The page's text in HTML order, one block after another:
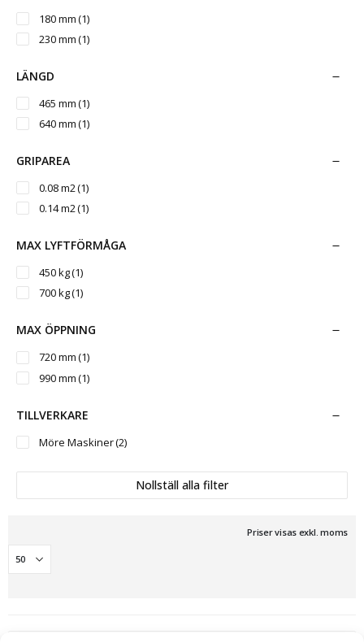
180 mm(1)
230 mm(1)
LÄNGD
465 mm(1)
640 mm(1)
GRIPAREA
0.08 m2(1)
0.14 m2(1)
MAX LYFTFÖRMÅGA
450 kg(1)
700 kg(1)
MAX ÖPPNING
720 mm(1)
990 mm(1)
TILLVERKARE
Möre Maskiner(2)
Nollställ alla filter
Priser visas exkl. moms